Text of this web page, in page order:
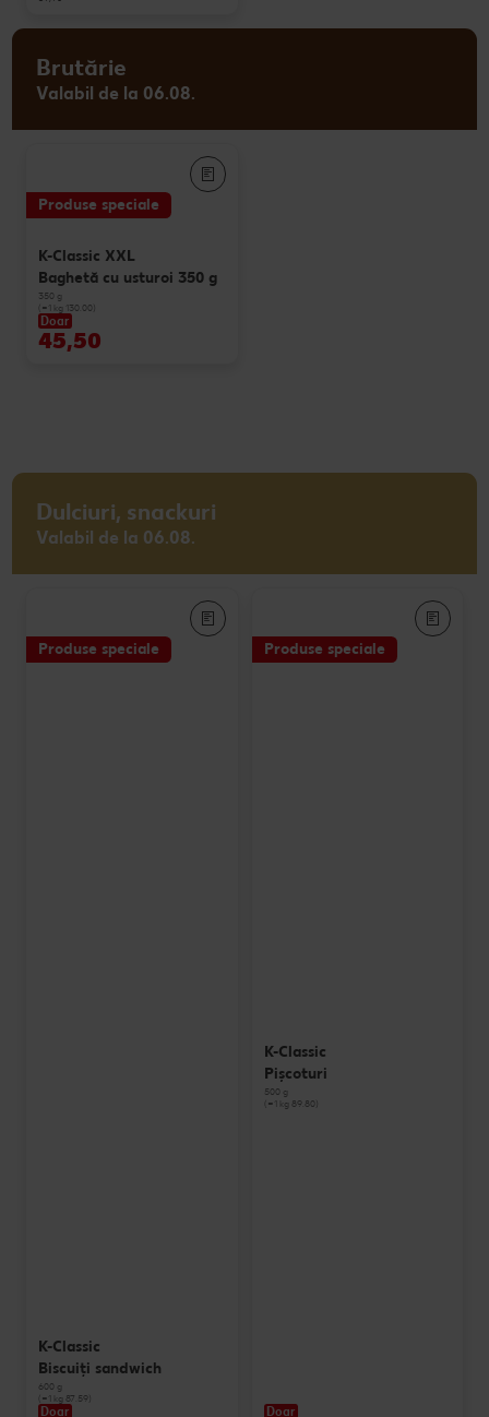
Brutărie
Valabil de la 06.08.
Produse speciale
K-Classic XXL
Baghetă cu usturoi 350 g
350 g
(=1 kg 130.00)
Doar
45,50
Dulciuri, snackuri
Valabil de la 06.08.
Produse speciale
K-Classic
Biscuiți sandwich
600 g
(=1 kg 87.59)
Doar
Produse speciale
K-Classic
Pișcoturi
500 g
(=1 kg 89.80)
Doar